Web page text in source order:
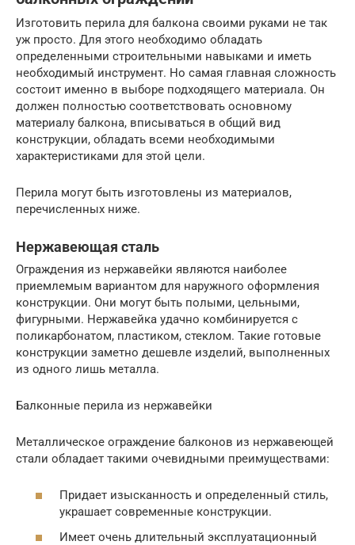
Изготовить перила для балкона своими руками не так
уж просто. Для этого необходимо обладать
определенными строительными навыками и иметь
необходимый инструмент. Но самая главная сложность
состоит именно в выборе подходящего материала. Он
должен полностью соответствовать основному
материалу балкона, вписываться в общий вид
конструкции, обладать всеми необходимыми
характеристиками для этой цели.
Перила могут быть изготовлены из материалов,
перечисленных ниже.
Нержавеющая сталь
Ограждения из нержавейки являются наиболее
приемлемым вариантом для наружного оформления
конструкции. Они могут быть полыми, цельными,
фигурными. Нержавейка удачно комбинируется с
поликарбонатом, пластиком, стеклом. Такие готовые
конструкции заметно дешевле изделий, выполненных
из одного лишь металла.
Балконные перила из нержавейки
Металлическое ограждение балконов из нержавеющей
стали обладает такими очевидными преимуществами:
Придает изысканность и определенный стиль,
украшает современные конструкции.
Имеет очень длительный эксплуатационный